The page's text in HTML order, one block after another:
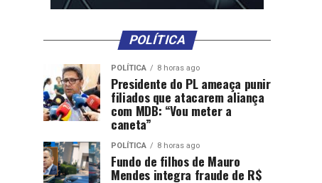
POLÍTICA
POLÍTICA 8 horas ago
Presidente do PL ameaça punir
filiados que atacarem aliança
com MDB: “Vou meter a
caneta”
POLÍTICA 8 horas ago
Fundo de filhos de Mauro
Mendes integra fraude de R$